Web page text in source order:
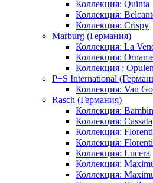
Коллекция: Quinta
Коллекция:
Коллекция: Crispy
Marburg (Германия)
Коллекция: La
Коллекция:
Коллекция :
P+S International
Коллекция: Van
Rasch (Германия)
Коллекция:
Коллекция: Cassata
Коллекция:
Коллекция:
Коллекция: Lucera
Коллекция:
Коллекция: